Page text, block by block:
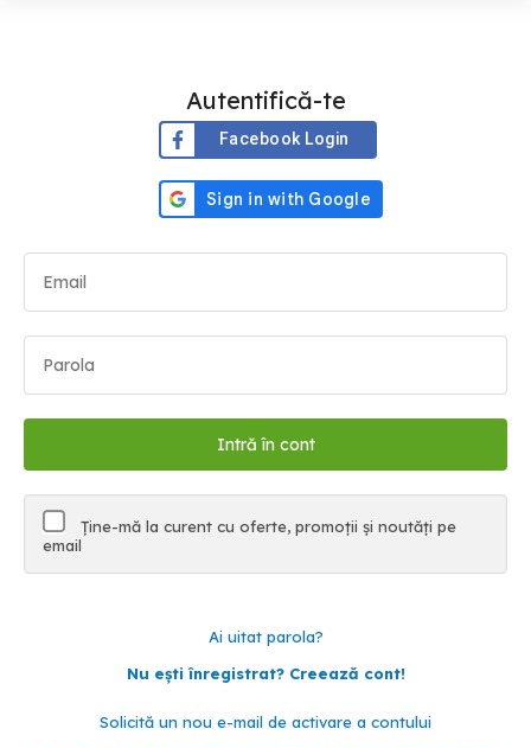
Autentifică-te
Facebook Login
Ține-mă la curent cu oferte, promoții și noutăți pe
email
Ai uitat parola?
Nu ești înregistrat? Creează cont!
Solicită un nou e-mail de activare a contului